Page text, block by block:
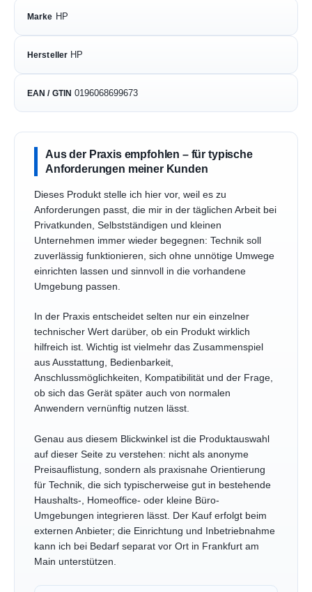
Marke HP
Hersteller HP
EAN / GTIN 0196068699673
Aus der Praxis empfohlen – für typische
Anforderungen meiner Kunden
Dieses Produkt stelle ich hier vor, weil es zu
Anforderungen passt, die mir in der täglichen Arbeit bei
Privatkunden, Selbstständigen und kleinen
Unternehmen immer wieder begegnen: Technik soll
zuverlässig funktionieren, sich ohne unnötige Umwege
einrichten lassen und sinnvoll in die vorhandene
Umgebung passen.
In der Praxis entscheidet selten nur ein einzelner
technischer Wert darüber, ob ein Produkt wirklich
hilfreich ist. Wichtig ist vielmehr das Zusammenspiel
aus Ausstattung, Bedienbarkeit,
Anschlussmöglichkeiten, Kompatibilität und der Frage,
ob sich das Gerät später auch von normalen
Anwendern vernünftig nutzen lässt.
Genau aus diesem Blickwinkel ist die Produktauswahl
auf dieser Seite zu verstehen: nicht als anonyme
Preisauflistung, sondern als praxisnahe Orientierung
für Technik, die sich typischerweise gut in bestehende
Haushalts-, Homeoffice- oder kleine Büro-
Umgebungen integrieren lässt. Der Kauf erfolgt beim
externen Anbieter; die Einrichtung und Inbetriebnahme
kann ich bei Bedarf separat vor Ort in Frankfurt am
Main unterstützen.